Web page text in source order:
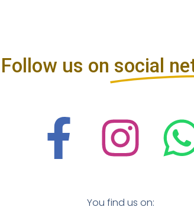
Follow us on social
You find us on: